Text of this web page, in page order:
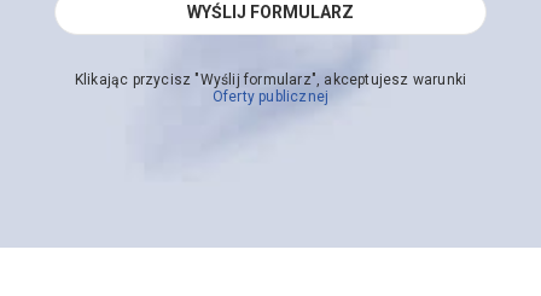
Klikając przycisz "Wyślij formularz", akceptujesz warunki
Oferty publicznej